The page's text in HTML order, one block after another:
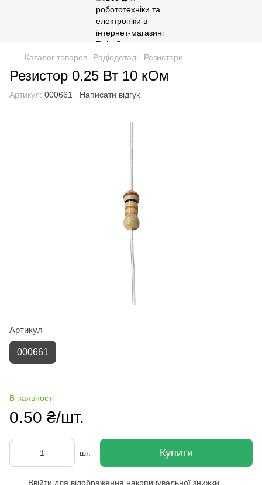
Каталог товаров Радіодеталі Резистори
Резистор 0.25 Вт 10 кОм
Артикул: 000661 Написати відгук
Артикул
000661
В наявності
0.50 ₴/шт.
шт. Купити
Ввійти для відображення накопичувальної знижки